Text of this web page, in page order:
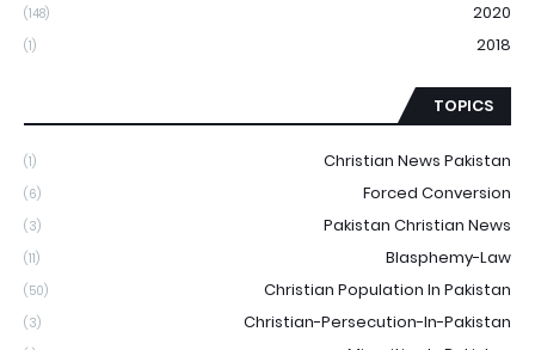
2020
(148)
2018
(1)
TOPICS
Christian News Pakistan
(1)
Forced Conversion
(6)
Pakistan Christian News
(3)
Blasphemy-Law
(11)
Christian Population In Pakistan
(50)
Christian-Persecution-In-Pakistan
(3)